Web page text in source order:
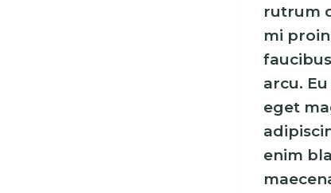
rutrum
mi
arcu.
eget
enim